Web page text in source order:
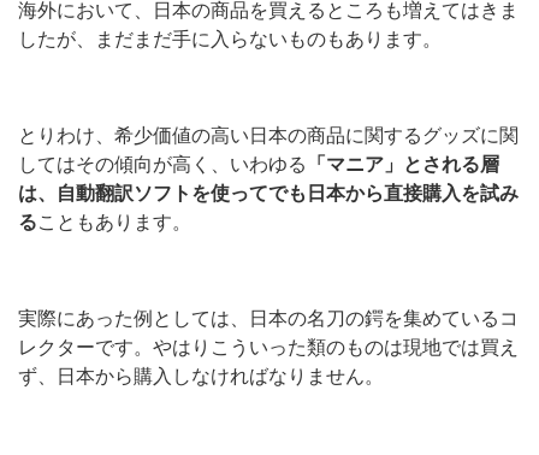
海外において、日本の商品を買えるところも増えてはきま
したが、まだまだ手に入らないものもあります。
とりわけ、希少価値の高い日本の商品に関するグッズに関
してはその傾向が高く、いわゆる
「マニア」とされる層
は、自動翻訳ソフトを使ってでも日本から直接購入を試み
ることもあります。
実際にあった例としては、日本の名刀の鍔を集めているコ
レクターです。やはりこういった類のものは現地では買え
ず、日本から購入しなければなりません。